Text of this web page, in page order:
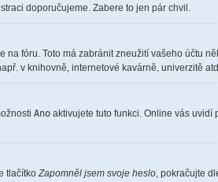
doporučujeme. Zabere to jen pár chvil.
na fóru. Toto má zabránit zneužití vašeho účtu
v knihovně, internetové kavárně, univerzitě
Ano aktivujete tuto funkci. Online vás uvidí
tlačítkoZapomněl jsem svoje heslo, pokračujte